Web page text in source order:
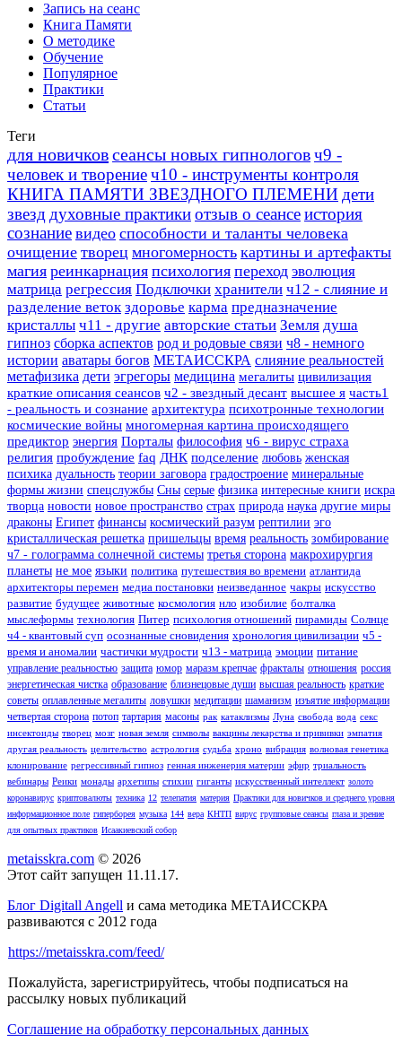
Запись на сеанс
Книга Памяти
О методике
Обучение
Популярное
Практики
Статьи
Теги
для новичковсеансы новых гипнологовч9 -
человек и творениеч10 - инструменты контроля
КНИГА ПАМЯТИ ЗВЕЗДНОГО ПЛЕМЕНИ дети
звезддуховные практикиотзыв о сеансеистория
сознание видео способности и таланты человека
очищение творец многомерность картины и артефакты
магия реинкарнация психология переход эволюция
матрица регрессия Подключки хранители ч12 - слияние и
разделение веток здоровье карма предназначение
кристаллы ч11 - другие авторские статьи Земля душа
гипноз сборка аспектов род и родовые связи ч8 - немного
истории аватары богов МЕТАИССКРА слияние реальностей
метафизика дети эгрегоры медицина мегалиты цивилизация
краткие описания сеансов ч2 - звездный десант высшее я часть1
- реальность и сознание архитектура психотронные технологии
космические войны многомерная картина происходящего
предиктор энергия Порталы философия ч6 - вирус страха
религия пробуждение faq ДНК подселение любовь женская
психика дуальность теории заговора градостроение минеральные
формы жизни спецслужбы Сны серые физика интересные книги искра
творца новости новое пространство страх природа наука другие миры
драконы Египет финансы космический разум рептилии эго
кристаллическая решетка пришельцы время реальность зомбирование
ч7 - голограмма солнечной системы третья сторона макрохирургия
планеты не мое языки политика путешествия во времени атлантида
архитекторы перемен медиа постановки неизведанное чакры искусство
развитие будущее животные космология нло изобилие болталка
мыслеформы технология Питер психология отношений пирамиды Солнце
ч4 - квантовый суп осознанные сновидения хронология цивилизации ч5 -
время и аномалии частички мудрости ч13 - матрица эмоции питание
управление реальностью защита юмор маразм крепчае фракталы отношения россия
энергетическая чистка образование близнецовые души высшая реальность краткие
советы оплавленные мегалиты ловушки медитации шаманизм изъятие информации
четвертая сторона потоп тартария масоны рак катаклизмы Луна свобода вода секс
инсектоиды творец мозг новая земля символы вакцины лекарства и прививки эмпатия
другая реальность целительство астрология судьба хроно вибрация волновая генетика
клонирование регрессивный гипноз генная инженерия материи эфир триальность
вебинары Реики монады архетипы стихии гиганты искусственный интеллект золото
коронавирус криптовалюты техника 12 телепатия материя Практики для новичков и среднего уровня
информационное поле гиперборея музыка 144 вера КНТП вирус групповые сеансы глаза и зрение
для опытных практиков Исаакиевский собор
metaisskra.com © 2026
Этот сайт запущен 11.11.17.
Блог Digitall Angell и сама методика МЕТАИССКРА
развиваются с 2012 года
https://metaisskra.com/feed/
Пожалуйста, зарегистрируйтесь, чтобы подписаться на
рассылку новых публикаций
Соглашение на обработку персональных данных